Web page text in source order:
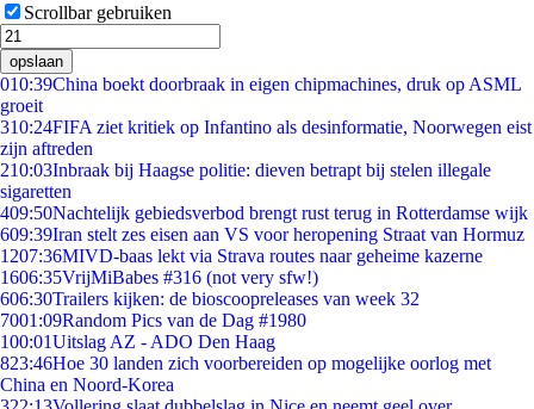
Scrollbar gebruiken
opslaan
010:39China boekt doorbraak in eigen chipmachines, druk op ASML
groeit
310:24FIFA ziet kritiek op Infantino als desinformatie, Noorwegen eist
zijn aftreden
210:03Inbraak bij Haagse politie: dieven betrapt bij stelen illegale
sigaretten
409:50Nachtelijk gebiedsverbod brengt rust terug in Rotterdamse wijk
609:39Iran stelt zes eisen aan VS voor heropening Straat van Hormuz
1207:36MIVD-baas lekt via Strava routes naar geheime kazerne
1606:35VrijMiBabes #316 (not very sfw!)
606:30Trailers kijken: de bioscoopreleases van week 32
7001:09Random Pics van de Dag #1980
100:01Uitslag AZ - ADO Den Haag
823:46Hoe 30 landen zich voorbereiden op mogelijke oorlog met
China en Noord-Korea